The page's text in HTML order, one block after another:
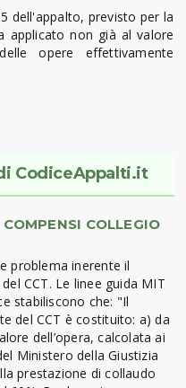
dell'appalto, previsto per la
applicato non già al valore
opere effettivamente
CodiceAppalti.it
COMPENSI COLLEGIO
problema inerente il
CCT. Le linee guida MIT
stabiliscono che: "Il
del CCT è costituito: a) da
dell’opera, calcolata ai
Ministero della Giustizia
prestazione di collaudo